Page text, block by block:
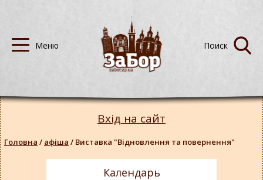
Вхід на сайт
Головна / афіша / Виставка "Відновлення та повернення"
Календарь